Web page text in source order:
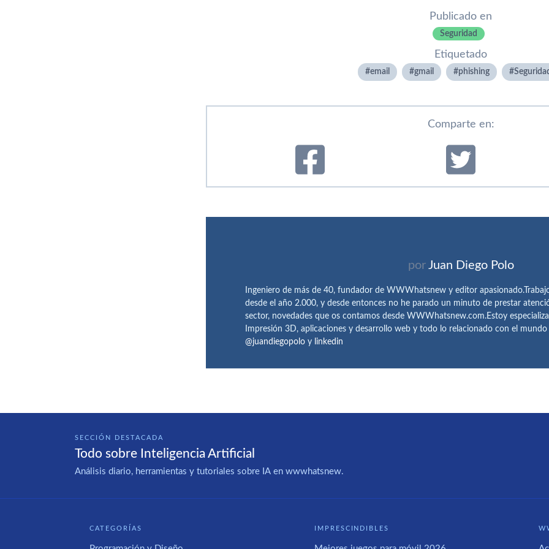
Publicado en
Seguridad
Etiquetado
email gmail phishing
Comparte en:
por Juan Diego Polo
Ingeniero de más de 40, fundador de WWWhatsnew y editor
desde el año 2.000, y desde entonces no he parado un minuto de prestar
sector, novedades que os contamos desde WWWhatsnew.com.Estoy
Impresión 3D, aplicaciones y desarrollo web y todo lo relacionado con el
@juandiegopolo y linkedin
SECCIÓN DESTACADA
Todo sobre Inteligencia Artificial
Análisis diario, herramientas y tutoriales sobre IA en wwwhatsnew.
CATEGORÍAS IMPRESCINDIBLES